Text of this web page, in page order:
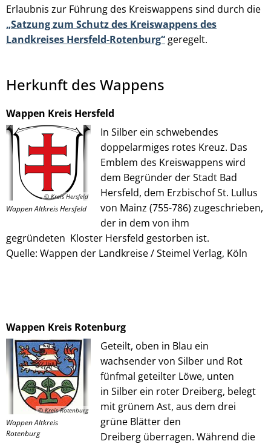
Erlaubnis zur Führung des Kreiswappens sind durch die
„Satzung zum Schutz des Kreiswappens des
Landkreises Hersfeld-Rotenburg“ geregelt.
Herkunft des Wappens
Wappen Kreis Hersfeld
© Kreis Hersfeld
Wappen Altkreis Hersfeld
In Silber ein schwebendes
doppelarmiges rotes Kreuz. Das
Emblem des Kreiswappens wird
dem Begründer der Stadt Bad
Hersfeld, dem Erzbischof St. Lullus
von Mainz (755-786) zugeschrieben,
der in dem von ihm
gegründeten Kloster Hersfeld gestorben ist.
Quelle: Wappen der Landkreise / Steimel Verlag, Köln
Wappen Kreis Rotenburg
© Kreis Rotenburg
Wappen Altkreis
Rotenburg
Geteilt, oben in Blau ein
wachsender von Silber und Rot
fünfmal geteilter Löwe, unten
in Silber ein roter Dreiberg, belegt
mit grünem Ast, aus dem drei
grüne Blätter den
Dreiberg überragen. Während die